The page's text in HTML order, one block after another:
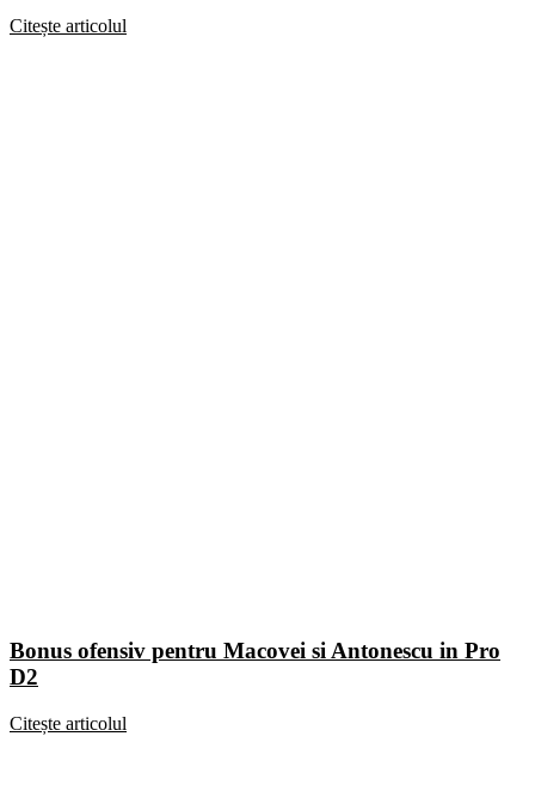
Citește articolul
Bonus ofensiv pentru Macovei si Antonescu in Pro
D2
Citește articolul